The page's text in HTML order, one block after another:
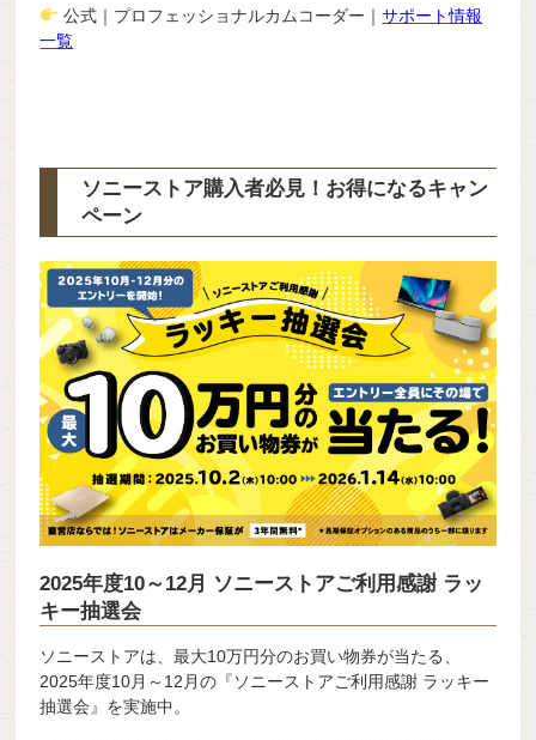
公式｜プロフェッショナルカムコーダー｜サポート情報
一覧
ソニーストア購入者必見！お得になるキャン
ペーン
2025年度10～12月 ソニーストアご利用感謝 ラッ
キー抽選会
ソニーストアは、最大10万円分のお買い物券が当たる、
2025年度10月～12月の『ソニーストアご利用感謝 ラッキー
抽選会』を実施中。